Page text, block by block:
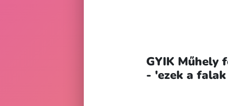
GYIK Műhely
- 'ezek a